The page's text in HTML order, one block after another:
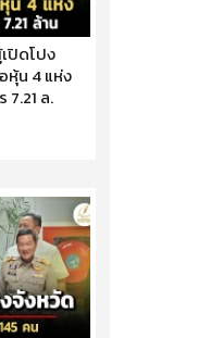
ปิดโปง
หุ้น 4 แห่ง
7.21 ล.